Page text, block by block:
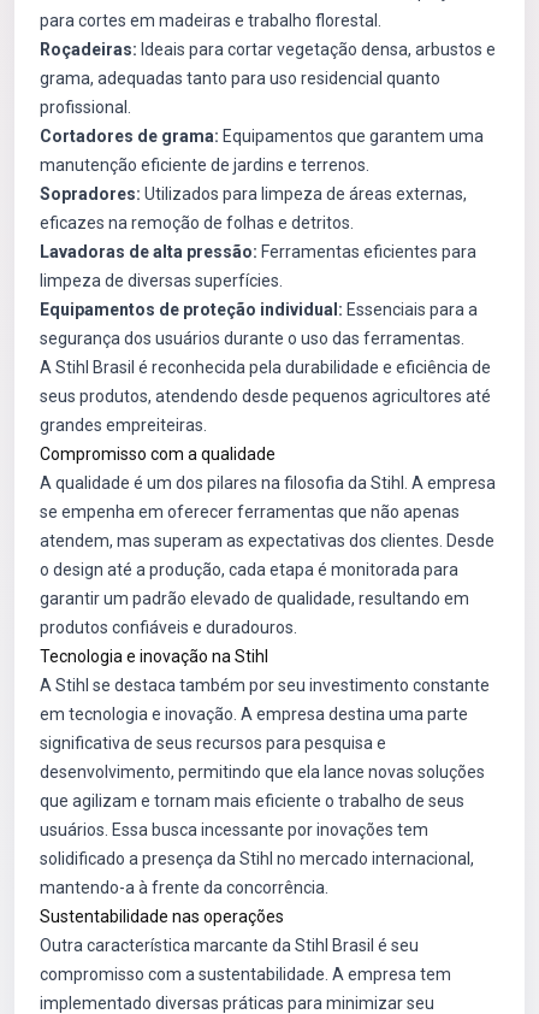
para cortes em madeiras e trabalho florestal.
Roçadeiras: Ideais para cortar vegetação densa, arbustos e
grama, adequadas tanto para uso residencial quanto
profissional.
Cortadores de grama: Equipamentos que garantem uma
manutenção eficiente de jardins e terrenos.
Sopradores: Utilizados para limpeza de áreas externas,
eficazes na remoção de folhas e detritos.
Lavadoras de alta pressão: Ferramentas eficientes para
limpeza de diversas superfícies.
Equipamentos de proteção individual: Essenciais para a
segurança dos usuários durante o uso das ferramentas.
A Stihl Brasil é reconhecida pela durabilidade e eficiência de
seus produtos, atendendo desde pequenos agricultores até
grandes empreiteiras.
Compromisso com a qualidade
A qualidade é um dos pilares na filosofia da Stihl. A empresa
se empenha em oferecer ferramentas que não apenas
atendem, mas superam as expectativas dos clientes. Desde
o design até a produção, cada etapa é monitorada para
garantir um padrão elevado de qualidade, resultando em
produtos confiáveis e duradouros.
Tecnologia e inovação na Stihl
A Stihl se destaca também por seu investimento constante
em tecnologia e inovação. A empresa destina uma parte
significativa de seus recursos para pesquisa e
desenvolvimento, permitindo que ela lance novas soluções
que agilizam e tornam mais eficiente o trabalho de seus
usuários. Essa busca incessante por inovações tem
solidificado a presença da Stihl no mercado internacional,
mantendo-a à frente da concorrência.
Sustentabilidade nas operações
Outra característica marcante da Stihl Brasil é seu
compromisso com a sustentabilidade. A empresa tem
implementado diversas práticas para minimizar seu